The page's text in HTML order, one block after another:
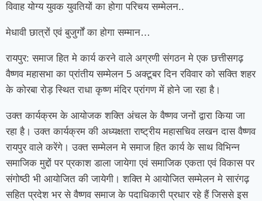
विवाह योग्य युवक युवतियों का होगा परिचय सम्मेलन..
मेधावी छात्रों एवं बुजुर्गों का होगा सम्मान…
रायपुर: समाज हित मे कार्य करने वाले अग्रणी संगठन मे एक छत्तीसगढ़
वैष्णव महासभा का प्रांतीय सम्मेलन 5 अक्टूबर दिन रविवार को सक्ति शहर
के कोरबा रोड़ स्थित राधा कृष्ण मंदिर प्रांगण में होने जा रहा है।
उक्त कार्यक्रम के आयोजक शक्ति अंचल के वैष्णव जनों द्वारा किया जा
रहा है। उक्त कार्यक्रम की अध्यक्षता राष्ट्रीय महासचिव लखन दास वैष्णव
रायपुर वाले करेंगे। उक्त सम्मेलन मे समाज हित कार्य के साथ विभिन्न
समाजिक मुद्दों पर प्रकाश डाला जायेगा एवं समाजिक एकता एवं विकास पर
संगोष्ठी भी आयोजित की जायेगी। शक्ति मे आयोजित सम्मेलन मे सारंगढ़
सहित प्रदेश भर से वैष्णव समाज के पदाधिकारी प्रधार रहे हैं जिससे इस